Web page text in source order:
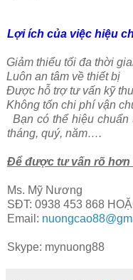
Lợi ích của việc hiệu
Giảm thiểu tối đa thời
Luôn an tâm về thiết bị
Được hỗ trợ tư vấn kỹ
Không tốn chi phí vận
Bạn có thể hiệu
tháng, quý, năm….
Để được tư vấn rõ hơn
Ms. Mỹ Nương
SĐT: 0938 453 868
Email:
Skype: mynuong88